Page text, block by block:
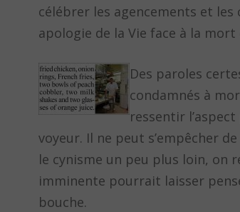
célébrer les agencements et
apologie de la Vie face à la
Des paroles
condamnés à
ressentir
voyeur. Il ne peut s’empêcher
le cynisme un peu plus loin, on
imminente pourrait laisser
bouche.